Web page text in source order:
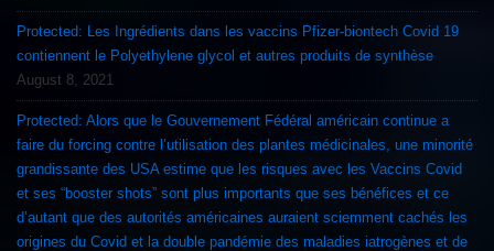
Protected: Les Ingrédients dans les vaccins Pfizer-biontech Covid 19
contiennent le Polyethylene glycol et autres produits de synthèse
August 8, 2021
Protected: Alors que le Gouvernement Fédéral américain continue a
faire du forcing contre l’utilisation des plantes médicinales, une minorité
grandissante des USA estime que les risques avec les Vaccins Covid
et ses “booster shots” sont plus importants que ses bénéfices et ce
d’autant que des autorités américaines auraient sciemment cachés les
origines du Covid et la double pandémie des maladies iatrogènes et de